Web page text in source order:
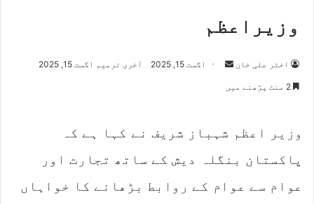
وزیراعظم
اختر علی خان
a
e
m
اگست 15, 2025 آخری ترمیم اگست 15, 2025
وزیر اعظم شہباز شریف نے کہا ہے کہ
پاکستان بنگلہ دیش کے ساتھ تجارت اور
عوام سے عوام کے روابط بڑھانے کا خواہاں